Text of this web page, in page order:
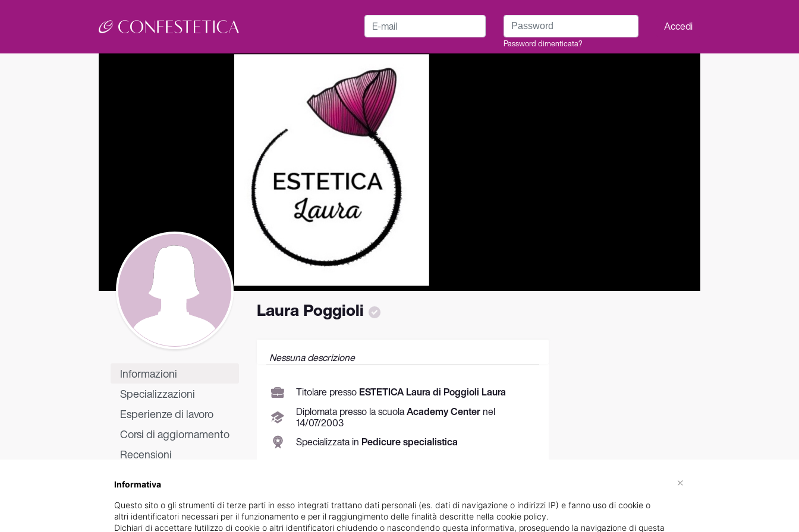
E-mail Password
Password dimenticata?
Accedi
Informazioni
Specializzazioni
Esperienze di lavoro
Corsi di aggiornamento
Recensioni
Laura Poggioli
Nessuna descrizione
Titolare presso ESTETICA Laura di Poggioli Laura
Diplomatapresso la scuolaAcademy Center nel
14/07/2003
Specializzata in Pedicure specialistica
Informativa
Questo sito o gli strumenti di terze parti in esso integrati trattano dati personali (es. dati di navigazione o indirizzi IP) e fanno uso di cookie o
altri identificatori necessari per il funzionamento e per il raggiungimento delle finalità descritte nella cookie policy.
Dichiari di accettare l’utilizzo di cookie o altri identificatori chiudendo o nascondendo questa informativa, proseguendo la navigazione di questa
×